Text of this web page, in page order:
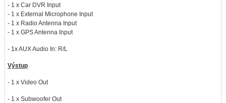
- 1 x Car DVR Input
- 1 x External Microphone Input
- 1 x Radio Antenna Input
- 1 x GPS Antenna Input
- 1x AUX Audio In: R/L
Výstup
- 1 x Video Out
- 1 x Subwoofer Out